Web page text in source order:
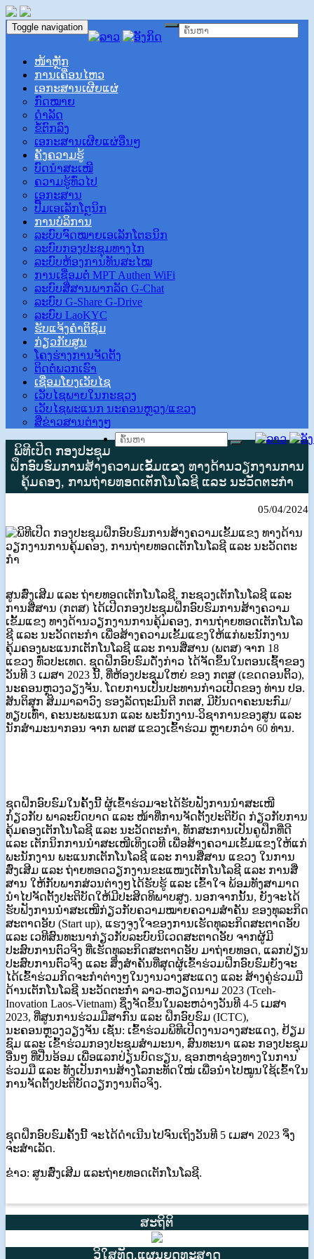
Toggle navigation
ໜ້າຫຼັກ
ການເຄື່ອນໄຫວ
ເອ​ກະ​ສານ​ເຜີຍ​ແຜ່
ກົດໝາຍ
ດຳລັດ
ຂໍ້ຕົກລົງ
ເອ​ກະ​ສານເ​ຜີຍ​ແຜ່​ອື່ນ​ໆ
ຄັງຄວາມຮູ້
ບົດ​ນຳ​ສະ​ເໜີ​
ຄວາມ​ຮູ້​ທົ່ວ​ໄປ
ເອກະສານ
ປື້ມເອເລັກໂຕຼນິກ
ການບໍລິການ
ລະບົບຈົດໝາຍເອເລັກໂຕຣນິກ
ລະບົບກອງປະຊຸມທາງໄກ
ລະບົບຫ້ອງການທັນສະໄໝ
ການເຊື່ອມຕໍ່ MPT Authen WiFi
ລະບົບສື່ສານພາກລັດ G-Chat
ລະບົບ G-Share G-Drive
ລະບົບ LaoKYC
ຮັບແຈ້ງຄຳຕິຊົມ
ກ່ຽວກັບສູນ
ໂຄງ​ຮ່າງ​ການ​ຈັດ​ຕັ້ງ
ຕິດຕໍ່ພວກເຮົາ
ເຊື່ອມ​ໂຍງ​ເວັບ​ໄຊ
ເວັບໄຊພາຍໃນກະຊວງ
ເວັບໄຊພະແນກ ນະຄອນຫຼວງ/ແຂວງ
ສື່ຂ່າວສານຕ່າງໆ
ພິທີເປີດ ກອງປະຊຸມ
ຝຶກອົບຮົມການສ້າງຄວາມເຂັ້ມແຂງ ທາງດ້ານວຽກງານການ
ຄຸ້ມຄອງ, ການຖ່າຍທອດເຕັກໂນໂລຊີ ແລະ ນະວັດຕະກຳ
05/04/2024
ສູນສົ່ງເສີມ ແລະ ຖ່າຍທອດເຕັກໂນໂລຊີ, ກະຊວງເຕັກໂນໂລຊີ ແລະ
ການສື່ສານ (ກຕສ) ໄດ້ເປີດກອງປະຊຸມຝຶກອົບຮົມການສ້າງຄວາມ
ເຂັ້ມແຂງ ທາງດ້ານວຽກງານການຄຸ້ມຄອງ, ການຖ່າຍທອດເຕັກໂນໂລ
ຊີ ແລະ ນະວັດຕະກຳ ເພື່ອສ້າງຄວາມເຂັ້ມແຂງໃຫ້ແກ່ພະນັກງານ
ຄຸ້ມຄອງພະແນກເຕັກໂນໂລຊີ ແລະ ການສື່ສານ (ພຕສ) ຈາກ 18
ແຂວງ ທົ່ວປະເທດ. ຊຸດຝຶກອົບຮົມດັ່ງກ່າວ ໄດ້ຈັດຂຶ້ນໃນຕອນເຊົ້າຂອງ
ວັນທີ 3 ເມສາ 2023 ນີ້, ທີ່ຫ້ອງປະຊຸມໃຫຍ່ ຂອງ ກຕສ (ເຂດດອນຕິ້ວ),
ນະຄອນຫຼວງວຽງຈັນ. ໂດຍການເປັນປະທານກ່າວເປີດຂອງ ທ່ານ ປອ.
ສັນຕິສຸກ ສິມມາລາວົງ ຮອງລັດຖະມົນຕີ ກຕສ, ມີບັນດາຄະນະກົມ/
ທຽບເທົ່າ, ຄະນະພະແນກ ແລະ ພະນັກງານ-ວິຊາການຂອງສູນ ແລະ
ນັກສໍາມະນາກອນ ຈາກ ພຕສ ແຂວງເຂົ້າຮ່ວມ ຫຼາຍກວ່າ 60 ທ່ານ.
ຊຸດຝຶກອົບຮົມໃນຄັ້ງນີ້ ຜູ້ເຂົ້າຮ່ວມຈະໄດ້ຮັບຟັງການນໍາສະເໜີ
ກ່ຽວກັບ ພາລະບົດບາດ ແລະ ໜ້າທີ່ການຈັດຕັ້ງປະຕິບັດ ກ່ຽວກັບການ
ຄຸ້ມຄອງເຕັກໂນໂລຊີ ແລະ ນະວັດຕະກຳ, ທັກສະການເປັນຄູຝຶກທີ່ດີ
ແລະ ເຕັກນິກການນຳສະເໜີເທິງເວທີ ເພື່ອສ້າງຄວາມເຂັ້ມແຂງໃຫ້ແກ່
ພະນັກງານ ພະແນກເຕັກໂນໂລຊີ ແລະ ການສື່ສານ ແຂວງ ໃນການ
ສົ່ງເສີມ ແລະ ຖ່າຍທອດວຽກງານຂະແໜງເຕັກໂນໂລຊີ ແລະ ການສື່
ສານ ໃຫ້ກັບພາກສ່ວນຕ່າງໆໄດ້ຮັບຮູ້ ແລະ ເຂົ້າໃຈ ພ້ອມທັງສາມາດ
ນຳໄປຈັດຕັ້ງປະຕິບັດໃຫ້ມີປະສິດທິພາບສູງ. ນອກຈາກນັ້ນ, ຍັງຈະໄດ້
ຮັບຟັງການນຳສະເໜີກ່ຽວກັບຄວາມໝາຍຄວາມສຳຄັນ ຂອງທຸລະກິດ
ສະຕາດອັບ (Start up), ແຮງຈູງໃຈຂອງການເຮັດທຸລະກິດສະຕາດອັບ
ແລະ ເວທີສົນທະນາກ່ຽວກັບລະບົບນິເວດສະຕາດອັບ ຈາກຜູ້ມີ
ປະສົບການຕົວຈິງ ທີ່ເຮັດທຸລະກິດສະຕາດອັບ ມາຖ່າຍທອດ, ແລກປ່ຽນ
ປະສົບການຕົວຈິງ ແລະ ສິ່ງສໍາຄັນທີ່ສຸດຜູ້ເຂົ້າຮ່ວມຝຶກອົບຮົມຍັງຈະ
ໄດ້ເຂົ້າຮ່ວມກິດຈະກຳຕ່າງໆໃນງານວາງສະແດງ ແລະ ສ້າງຄູ່ຮ່ວມມື
ດ້ານເຕັກໂນໂລຊີ ນະວັດຕະກຳ ລາວ-ຫວຽດນາມ 2023 (Tceh-
Inovation Laos-Vietnam) ຊຶ່ງຈັດຂຶ້ນໃນລະຫວ່າງວັນທີ 4-5 ເມສາ
2023, ທີ່ສູນການຮ່ວມມືສາກົນ ແລະ ຝຶກອົບຮົມ (ICTC),
ນະຄອນຫຼວງວຽງຈັນ ເຊັ່ນ: ເຂົ້າຮ່ວມພິທີເປີດງານວາງສະແດງ, ຢ້ຽມ
ຊົມ ແລະ ເຂົ້າຮ່ວມກອງປະຊຸມສຳມະນາ, ສົນທະນາ ແລະ ກອງປະຊຸມ
ອື່ນໆ ທີ່ປີ່ນອ້ອມ ເພື່ອແລກປ່ຽນບົດຮຽນ, ຊອກຫາຊ່ອງທາງໃນການ
ຮ່ວມມື ແລະ ທັງເປັນການສ້າງໂລກະທັດໃໝ່ ເພື່ອນຳໄປໝູນໃຊ້ເຂົ້າໃນ
ການຈັດຕັ້ງປະຕິບັດວຽກງານຕົວຈິງ.
ຊຸດຝຶກອົບຮົມຄັ້ງນີ້ ຈະໄດ້ດໍາເນີນໄປຈົນເຖິງວັນທີ 5 ເມສາ 2023 ຈຶ່ງ
ຈະສໍາເລັດ.
ຂ່າວ: ສູນສົ່ງເສີມ ແລະຖ່າຍທອດເຕັກໂນໂລຊີ.
ສະຖິຕິ
ວິໃສທັດ,ແຜນຍຸດທະສາດ